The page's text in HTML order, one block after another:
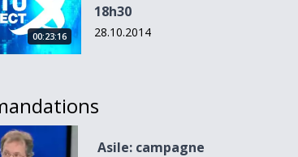
00:23:16
18h30
28.10.2014
d&#039;Amnesty.
Asile: campagne